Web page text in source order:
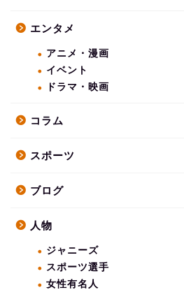
エンタメ
アニメ・漫画
イベント
ドラマ・映画
コラム
スポーツ
ブログ
人物
ジャニーズ
スポーツ選手
女性有名人